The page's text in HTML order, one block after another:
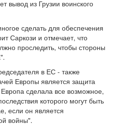
вывод из Грузии воинского
сделать для обеспечения
Саркози и отмечает, что
проследить, чтобы стороны
в ЕС - также
Европы является защита
сделала все возможное,
которого могут быть
если он является
войны".